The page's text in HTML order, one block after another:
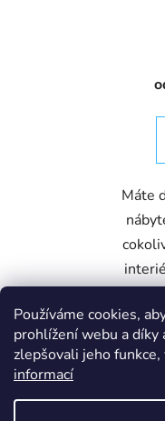
Používáme cookies,
prohlížení webu a díky
zlepšovali jeho
informací
Máte
dát